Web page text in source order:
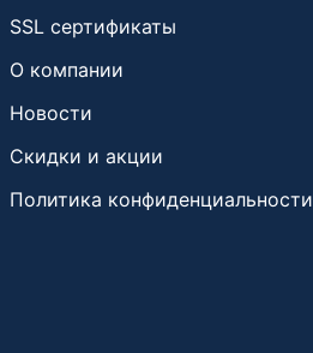
SSL сертификаты
О компании
Новости
Скидки и акции
Политика конфиденциальности